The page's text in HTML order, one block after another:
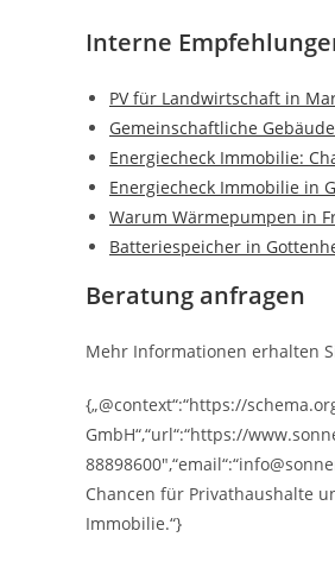
Interne
PV für Landwirtschaft in
Gemeinschaftliche
Energiecheck Immobilie:
Energiecheck Immobilie in
Warum Wärmepumpen in
Batteriespeicher in
Beratung anfragen
Mehr Informationen erhalten
{„@context“:“https://
GmbH“,“url“:“https://
Chancen für Privathaushalte
Immobilie.“}